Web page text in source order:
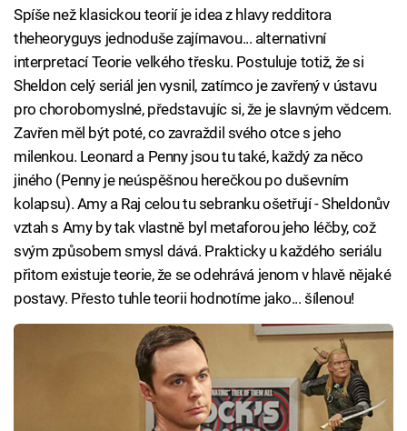
Spíše než klasickou teorií je idea z hlavy redditora
theheoryguys jednoduše zajímavou... alternativní
interpretací Teorie velkého třesku. Postuluje totiž, že si
Sheldon celý seriál jen vysnil, zatímco je zavřený v ústavu
pro chorobomyslné, představujíc si, že je slavným vědcem.
Zavřen měl být poté, co zavraždil svého otce s jeho
milenkou. Leonard a Penny jsou tu také, každý za něco
jiného (Penny je neúspěšnou herečkou po duševním
kolapsu). Amy a Raj celou tu sebranku ošetřují - Sheldonův
vztah s Amy by tak vlastně byl metaforou jeho léčby, což
svým způsobem smysl dává. Prakticky u každého seriálu
přitom existuje teorie, že se odehrává jenom v hlavě nějaké
postavy. Přesto tuhle teorii hodnotíme jako... šílenou!